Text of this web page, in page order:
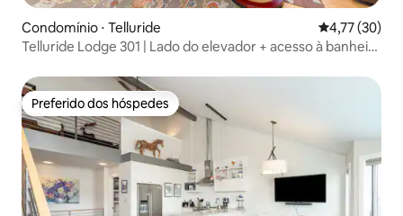
Condomínio ⋅ Telluride 4,77 de uma
4,77 (30)
Telluride Lodge 301 | Lado do elevador + acesso à banheira
Preferido dos hóspedes
Preferido dos hóspedes